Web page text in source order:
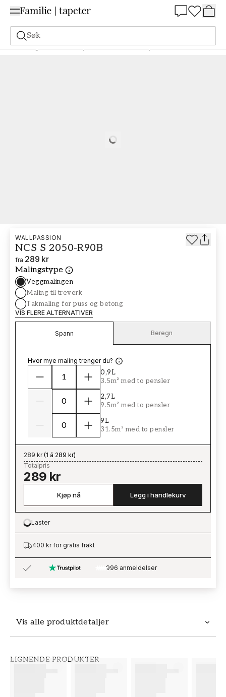
Søk
Maling Bestill basert på NCS Bestill basert på NCS 2050-R90B
Loading…
Vis alle produktdetaljer
LIGNENDE PRODUKTER
WALLPASSION
NCS S 2050-R90B
fra 289 kr
Malingstype
Veggmalingen
Maling til treverk
Takmaling for puss og betong
VIS FLERE ALTERNATIVER
Spann Beregn
Hvor mye maling trenger du?
0,9L
3.5m² med to pensler
2,7L
9.5m² med to pensler
9L
31.5m² med to pensler
289 kr(1 á 289 kr)
Totalpris
289 kr
Kjøp nå Legg i handlekurv
Loading…
Laster
400 kr for gratis frakt
996 anmeldelser